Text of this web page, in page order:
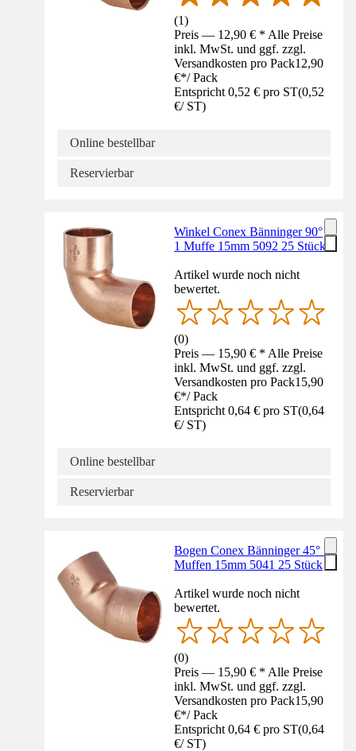
(1)
Preis — 12,90 € * Alle Preise
inkl. MwSt. und ggf. zzgl.
Versandkosten pro Pack12,90
€*/ Pack
Entspricht 0,52 € pro ST(0,52
€/ ST)
Online bestellbar
Reservierbar
Winkel Conex Bänninger 90°
1 Muffe 15mm 5092 25 Stück
Artikel wurde noch nicht
bewertet.
(0)
Preis — 15,90 € * Alle Preise
inkl. MwSt. und ggf. zzgl.
Versandkosten pro Pack15,90
€*/ Pack
Entspricht 0,64 € pro ST(0,64
€/ ST)
Online bestellbar
Reservierbar
Bogen Conex Bänninger 45° 2
Muffen 15mm 5041 25 Stück
Artikel wurde noch nicht
bewertet.
(0)
Preis — 15,90 € * Alle Preise
inkl. MwSt. und ggf. zzgl.
Versandkosten pro Pack15,90
€*/ Pack
Entspricht 0,64 € pro ST(0,64
€/ ST)